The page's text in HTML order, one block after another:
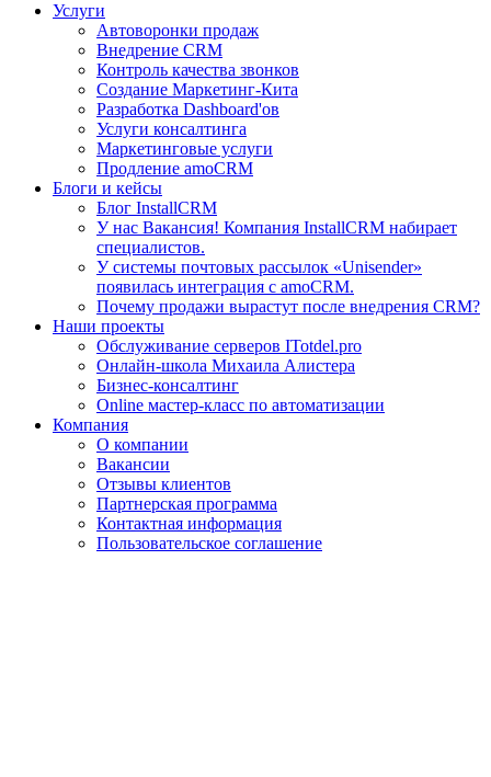
Услуги
Автоворонки продаж
Внедрение CRM
Контроль качества звонков
Создание Маркетинг-Кита
Разработка Dashboard'ов
Услуги консалтинга
Маркетинговые услуги
Продление amoCRM
Блоги и кейсы
Блог InstallCRM
У нас Вакансия! Компания InstallCRM набирает
специалистов.
У системы почтовых рассылок «Unisender»
появилась интеграция с amoCRM.
Почему продажи вырастут после внедрения CRM?
Наши проекты
Обслуживание серверов ITotdel.pro
Онлайн-школа Михаила Алистера
Бизнес-консалтинг
Online мастер-класс по автоматизации
Компания
О компании
Вакансии
Отзывы клиентов
Партнерская программа
Контактная информация
Пользовательское соглашение